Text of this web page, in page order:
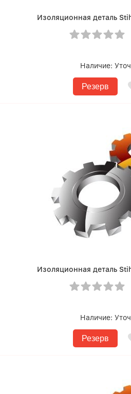
Изоляционная деталь
Наличие:
Резерв
Изоляционная деталь
Наличие:
Резерв